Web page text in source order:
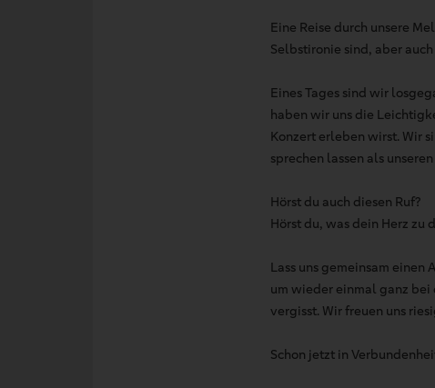
Eine Reise durch unsere
Selbstironie sind, aber
Eines Tages sind wir
haben wir uns die
Konzert erleben wirst. Wir
sprechen lassen als
Hörst du auch diesen Ruf?
Hörst du, was dein Herz zu
Lass uns gemeinsam
um wieder einmal ganz
vergisst. Wir freuen uns
Schon jetzt in